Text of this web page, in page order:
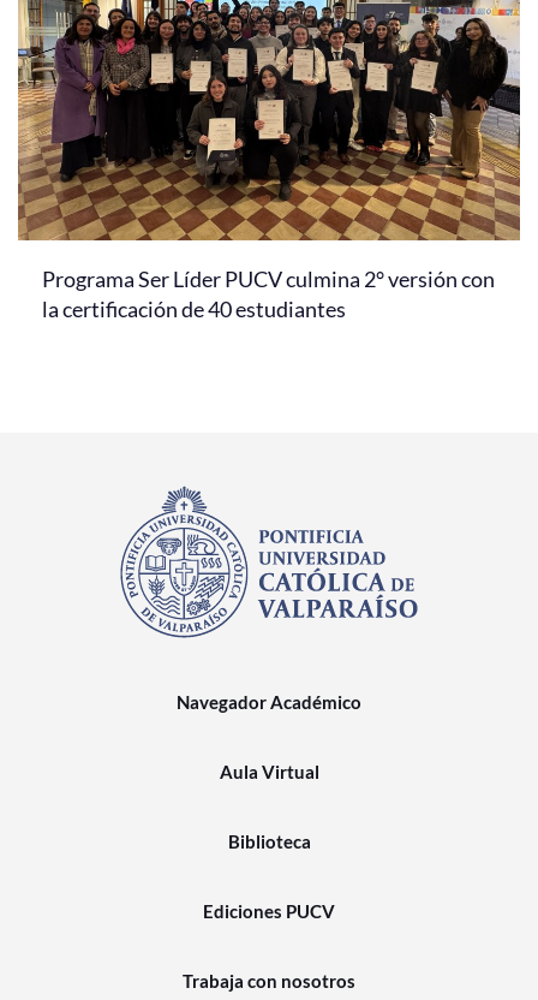
Programa Ser Líder PUCV culmina 2° versión con
la certificación de 40 estudiantes
Navegador Académico
Aula Virtual
Biblioteca
Ediciones PUCV
Trabaja con nosotros